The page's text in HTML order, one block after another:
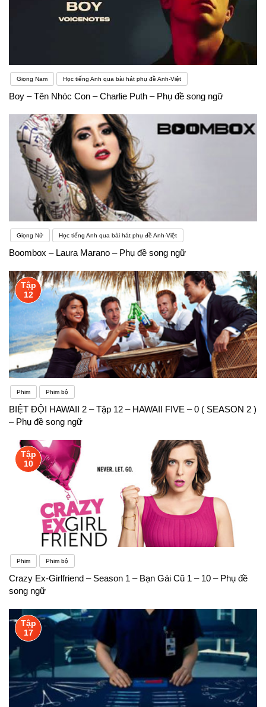
Giọng Nam Học tiếng Anh qua bài hát phụ đề Anh-Việt
Boy – Tên Nhóc Con – Charlie Puth – Phụ đề song ngữ
Giọng Nữ Học tiếng Anh qua bài hát phụ đề Anh-Việt
Boombox – Laura Marano – Phụ đề song ngữ
Tập
12
Phim Phim bộ
BIỆT ĐỘI HAWAII 2 – Tập 12 – HAWAII FIVE – 0 ( SEASON 2 )
– Phụ đề song ngữ
Tập
10
Phim Phim bộ
Crazy Ex-Girlfriend – Season 1 – Bạn Gái Cũ 1 – 10 – Phụ đề
song ngữ
Tập
17